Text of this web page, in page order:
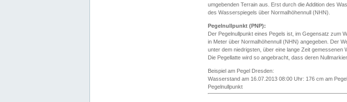
umgebenden Terrain aus. Erst durch die Addition des
des Wasserspiegels über Normalhöhennull (NHN).
Pegelnullpunkt (PNP):
Der Pegelnullpunkt eines Pegels ist, im Gegensatz zum
in Meter über Normalhöhennull (NHN) angegeben. Der
unter dem niedrigsten, über eine lange Zeit gemessenen
Die Pegellatte wird so angebracht, dass deren
Beispiel am Pegel Dresden:
Wasserstand am 16.07.2013 08:00 Uhr: 176 cm am Pegel
Pegelnullpunkt